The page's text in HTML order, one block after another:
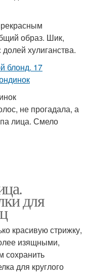
образ. Шик,
хулиганства.
не прогадала, а
лица. Смело
для
красивую стрижку,
изящными,
сохранить
для круглого